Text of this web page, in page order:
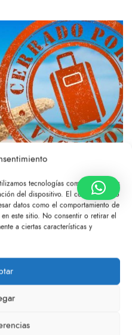
tecnologías como las cookies
del dispositivo. El consentimiento
datos como el comportamiento de
este sitio. No consentir o retirar el
a ciertas características y